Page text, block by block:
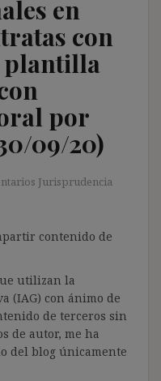
en
con
plantilla
por
09/20)
Jurisprudencia
contenido de
utilizan la
(IAG) con ánimo de
de terceros sin
de autor, me ha
del blog únicamente